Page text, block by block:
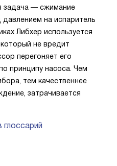
задача — сжимание
на испаритель
Либхер используется
не вредит
перегоняет его
принципу насоса. Чем
тем качественнее
затрачивается
глоссарий